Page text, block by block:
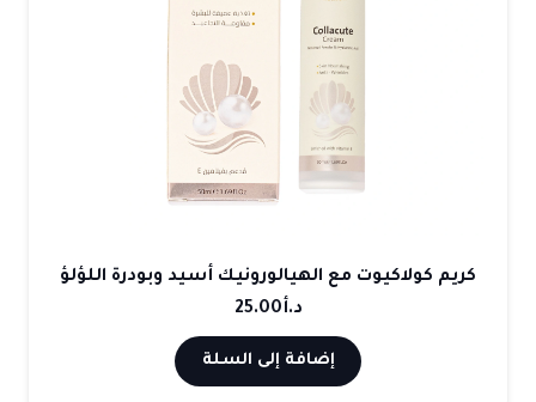
كريم كولاكيوت مع الهيالورونيك أسيد وبودرة اللؤلؤ
د.أ25.00
إضافة إلى السلة